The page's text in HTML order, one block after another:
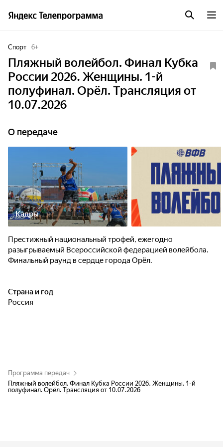
Спорт 6+
Пляжный волейбол. Финал Кубка
России 2026. Женщины. 1-й
полуфинал. Орёл. Трансляция от
10.07.2026
О передаче
Кадры
Престижный национальный трофей, ежегодно
разыгрываемый Всероссийской федерацией волейбола.
Финальный раунд в сердце города Орёл.
Страна и год
Россия
Программа передач
Пляжный волейбол. Финал Кубка России 2026. Женщины. 1-й
полуфинал. Орёл. Трансляция от 10.07.2026